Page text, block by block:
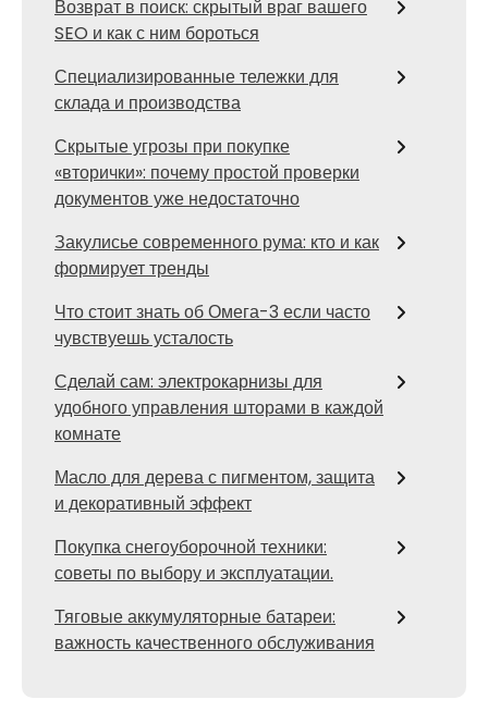
Возврат в поиск: скрытый враг вашего
SEO и как с ним бороться
Специализированные тележки для
склада и производства
Скрытые угрозы при покупке
«вторички»: почему простой проверки
документов уже недостаточно
Закулисье современного рума: кто и как
формирует тренды
Что стоит знать об Омега-3 если часто
чувствуешь усталость
Сделай сам: электрокарнизы для
удобного управления шторами в каждой
комнате
Масло для дерева с пигментом, защита
и декоративный эффект
Покупка снегоуборочной техники:
советы по выбору и эксплуатации.
Тяговые аккумуляторные батареи:
важность качественного обслуживания